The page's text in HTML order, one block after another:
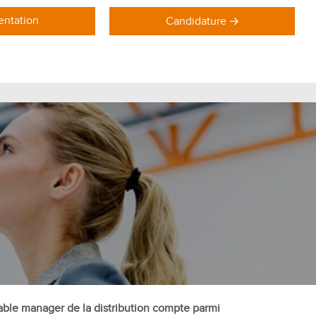
manager de la distribution compte parmi
Candidature
DOMAINES DE FORMATION
Formations Marketing
Formations Commerce
Formations Communication
Formations Achat Logistique